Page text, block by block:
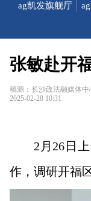
ag凯发旗舰厅
张敏赴开
稿源：长沙政法融媒体中
2025-02-28 10:31
2月26日
作，调研开福